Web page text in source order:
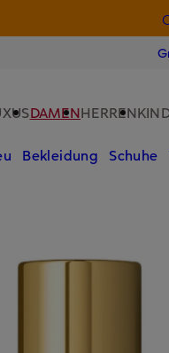
DAMENHERREN
Bekleidung Schuhe